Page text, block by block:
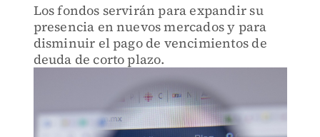
Los fondos servirán para expandir su
presencia en nuevos mercados y para
disminuir el pago de vencimientos de
deuda de corto plazo.